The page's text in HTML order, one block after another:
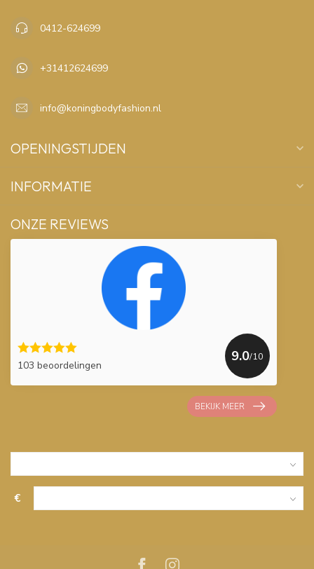
0412-624699
+31412624699
info@koningbodyfashion.nl
OPENINGSTIJDEN
INFORMATIE
ONZE REVIEWS
103 beoordelingen
9.0/10
BEKIJK MEER
€